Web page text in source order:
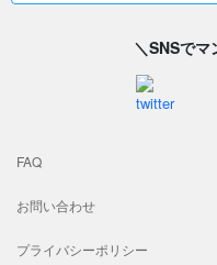
＼SNSでマ
FAQ
お問い合わせ
プライバシーポリシー